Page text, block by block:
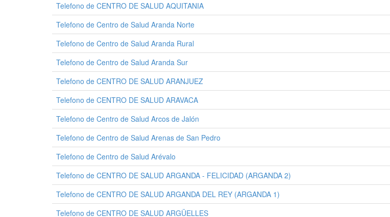
Telefono de CENTRO DE SALUD AQUITANIA
Telefono de Centro de Salud Aranda Norte
Telefono de Centro de Salud Aranda Rural
Telefono de Centro de Salud Aranda Sur
Telefono de CENTRO DE SALUD ARANJUEZ
Telefono de CENTRO DE SALUD ARAVACA
Telefono de Centro de Salud Arcos de Jalón
Telefono de Centro de Salud Arenas de San Pedro
Telefono de Centro de Salud Arévalo
Telefono de CENTRO DE SALUD ARGANDA - FELICIDAD (ARGANDA 2)
Telefono de CENTRO DE SALUD ARGANDA DEL REY (ARGANDA 1)
Telefono de CENTRO DE SALUD ARGÜELLES